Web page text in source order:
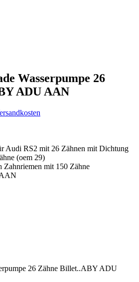
Wasserpumpe 26
ADU AAN
Audi RS2 mit 26 Zähnen mit Dichtung
(oem 29)
mit 150 Zähne
26 Zähne Billet..ABY ADU